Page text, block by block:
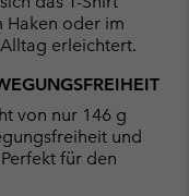
Haken oder im
erleichtert.
von nur 146 g
und
für den